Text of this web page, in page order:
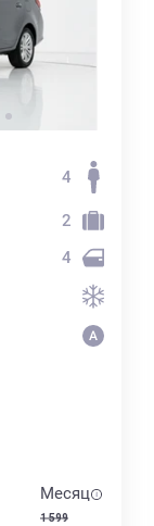
4
2
4
Месяц
1 599